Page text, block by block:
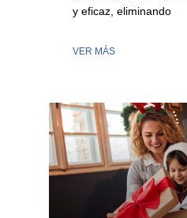
y eficaz, eliminando
VER MÁS